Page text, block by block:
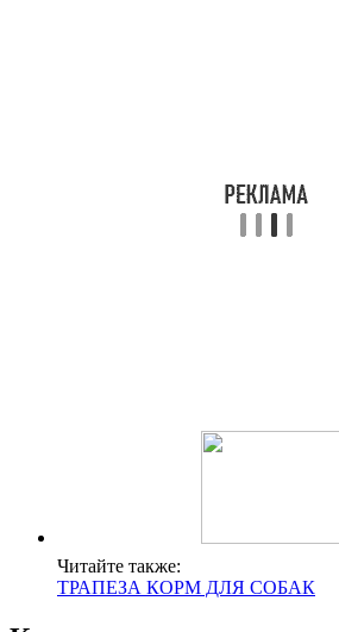
Читайте также:
ТРАПЕЗА КОРМ ДЛЯ СОБАК